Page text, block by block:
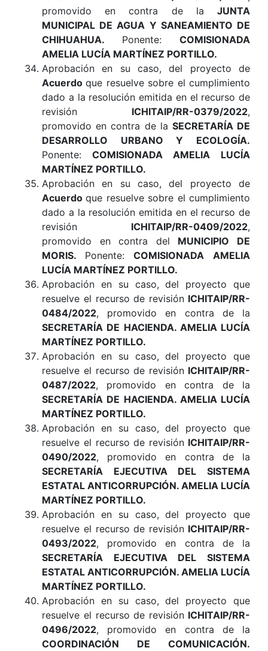
promovido en contra de la JUNTA
MUNICIPAL DE AGUA Y SANEAMIENTO DE
CHIHUAHUA. Ponente: COMISIONADA
AMELIA LUCÍA MARTÍNEZ PORTILLO.
Aprobación en su caso, del proyecto de
Acuerdoque resuelve sobre el cumplimiento
dado a la resolución emitida en el recurso de
revisión ICHITAIP/RR-0379/2022,
promovido en contra de la SECRETARÍA DE
DESARROLLO URBANO Y ECOLOGÍA.
Ponente: COMISIONADA AMELIA LUCÍA
MARTÍNEZ PORTILLO.
Aprobación en su caso, del proyecto de
Acuerdoque resuelve sobre el cumplimiento
dado a la resolución emitida en el recurso de
revisión ICHITAIP/RR-0409/2022,
promovido en contra del MUNICIPIO DE
MORIS. Ponente: COMISIONADA AMELIA
LUCÍA MARTÍNEZ PORTILLO.
Aprobación en su caso, del proyecto que
resuelve el recurso de revisión ICHITAIP/RR-
0484/2022, promovido en contra de la
SECRETARÍA DE HACIENDA. AMELIA LUCÍA
MARTÍNEZ PORTILLO.
Aprobación en su caso, del proyecto que
resuelve el recurso de revisión ICHITAIP/RR-
0487/2022, promovido en contra de la
SECRETARÍA DE HACIENDA. AMELIA LUCÍA
MARTÍNEZ PORTILLO.
Aprobación en su caso, del proyecto que
resuelve el recurso de revisión ICHITAIP/RR-
0490/2022, promovido en contra de la
SECRETARÍA EJECUTIVA DEL SISTEMA
ESTATAL ANTICORRUPCIÓN. AMELIA LUCÍA
MARTÍNEZ PORTILLO.
Aprobación en su caso, del proyecto que
resuelve el recurso de revisión ICHITAIP/RR-
0493/2022, promovido en contra de la
SECRETARÍA EJECUTIVA DEL SISTEMA
ESTATAL ANTICORRUPCIÓN. AMELIA LUCÍA
MARTÍNEZ PORTILLO.
Aprobación en su caso, del proyecto que
resuelve el recurso de revisión ICHITAIP/RR-
0496/2022, promovido en contra de la
COORDINACIÓN DE COMUNICACIÓN.